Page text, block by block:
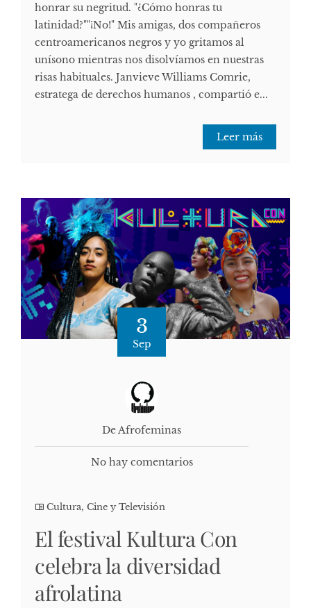
honrar su negritud. "¿Cómo honras tu
latinidad?""¡No!" Mis amigas, dos compañeros
centroamericanos negros y yo gritamos al
unísono mientras nos disolvíamos en nuestras
risas habituales. Janvieve Williams Comrie,
estratega de derechos humanos , compartió e...
Leer más
3
Sep
De Afrofeminas
No hay comentarios
Cultura, Cine y Televisión
El festival Kultura Con
celebra la diversidad
afrolatina